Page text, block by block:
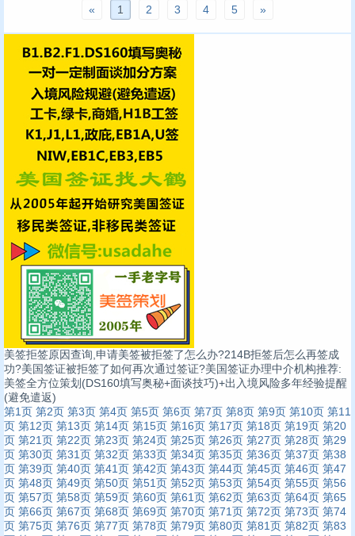
« 1 2 3 4 5 »
美签拒签原因查询,申请美签被拒签了怎么办?214B拒签后怎么再签成
功?美国签证被拒签了如何再次通过签证?美国签证办理中介机构推荐:
美签全方位策划(DS160填写奥秘+面谈技巧)+出入境风险多年经验提醒
(避免遣返)
第1页 第2页 第3页 第4页 第5页 第6页 第7页 第8页 第9页 第10页 第11
页 第12页 第13页 第14页 第15页 第16页 第17页 第18页 第19页 第20
页 第21页 第22页 第23页 第24页 第25页 第26页 第27页 第28页 第29
页 第30页 第31页 第32页 第33页 第34页 第35页 第36页 第37页 第38
页 第39页 第40页 第41页 第42页 第43页 第44页 第45页 第46页 第47
页 第48页 第49页 第50页 第51页 第52页 第53页 第54页 第55页 第56
页 第57页 第58页 第59页 第60页 第61页 第62页 第63页 第64页 第65
页 第66页 第67页 第68页 第69页 第70页 第71页 第72页 第73页 第74
页 第75页 第76页 第77页 第78页 第79页 第80页 第81页 第82页 第83